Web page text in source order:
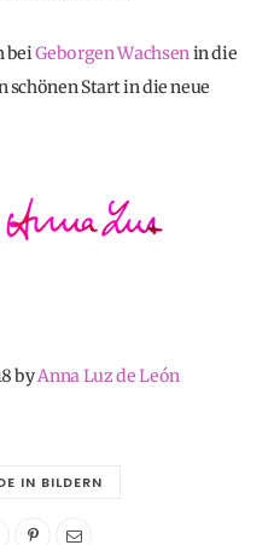
beiGeborgen Wachsenin die
schönen Start in die neue
byAnna Luz de León
IN BILDERN